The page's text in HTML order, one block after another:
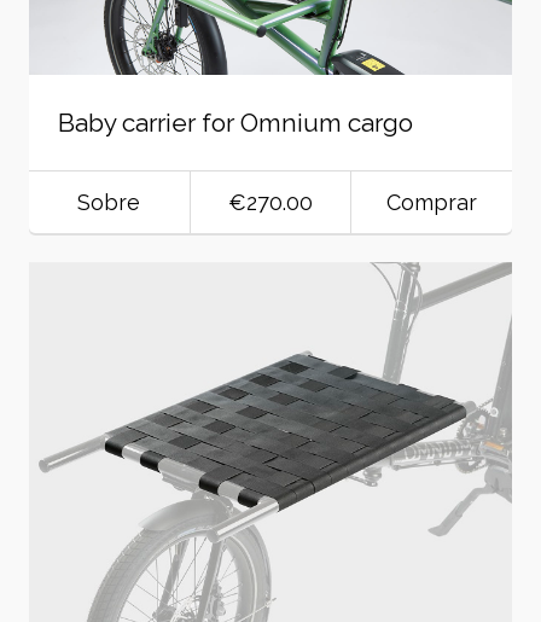
Baby carrier for Omnium cargo
Sobre €270.00 Comprar